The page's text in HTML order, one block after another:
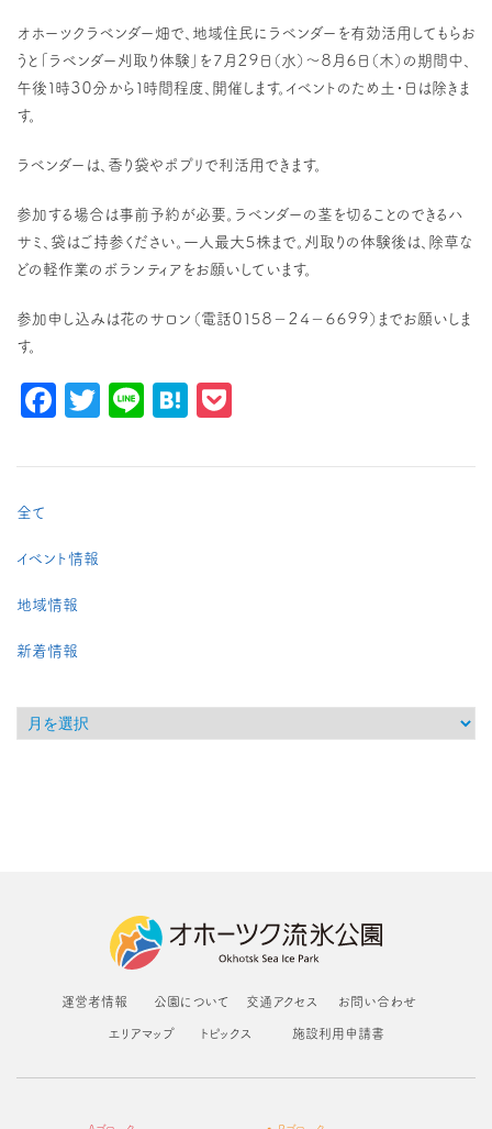
オホーツクラベンダー畑で、地域住民にラベンダーを有効活用してもらお
うと「ラベンダー刈取り体験」を７月２９日（水）～８月６日（木）の期間中、
午後１時３０分から１時間程度、開催します。イベントのため土・日は除きま
す。
ラベンダーは、香り袋やポプリで利活用できます。
参加する場合は事前予約が必要。ラベンダーの茎を切ることのできるハ
サミ、袋はご持参ください。一人最大５株まで。刈取りの体験後は、除草な
どの軽作業のボランティアをお願いしています。
参加申し込みは花のサロン（電話０１５８－２４－６６９９）までお願いしま
す。
Facebook
Twitter
LineHatena
全て
イベント情報
地域情報
新着情報
運営者情報 公園について 交通アクセス お問い合わせ
エリアマップ トピックス 施設利用申請書